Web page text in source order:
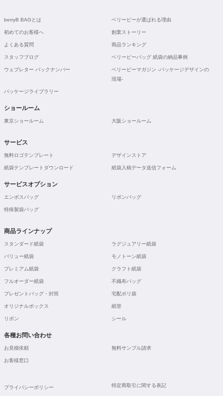
berryB BAGとは ベリービーが選ばれる理由
初めてのお客様へ 創業ストーリー
よくある質問 商品ランキング
スタッフブログ ベリービーバッグ 紙袋の納品事例
ウェブレター バックナンバー
ベリービーマガジン -パッケージデザインの
現場-
パッケージライブラリー
ショールーム
東京ショールーム 大阪ショールーム
サービス
無料ロゴテンプレート デザインストア
紙袋テンプレートダウンロード 紙袋入稿データ送信フォーム
サービスオプション
エンボスバッグ リボンバッグ
特殊製袋バッグ
商品ラインナップ
スタンダード紙袋 ラグジュアリー紙袋
バリュー紙袋 モノトーン紙袋
プレミアム紙袋 クラフト紙袋
フルオーダー紙袋 不織布バッグ
プレゼントバッグ・封筒 宅配ポリ袋
オリジナルボックス 紙管
リボン シール
各種お問い合わせ
お見積依頼 無料サンプル請求
お客様窓口
プライバシーポリシー 特定商取引に関する表記